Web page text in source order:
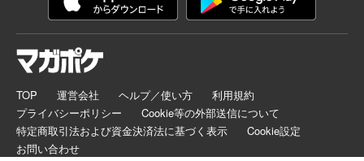
TOP 運営会社 ヘルプ／使い方
利用規約
プライバシーポリシー
Cookie等の外部送信について
特定商取引法および資金決済法に基づく表示
Cookie設定
お問い合わせ